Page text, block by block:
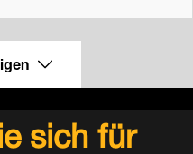
sich für